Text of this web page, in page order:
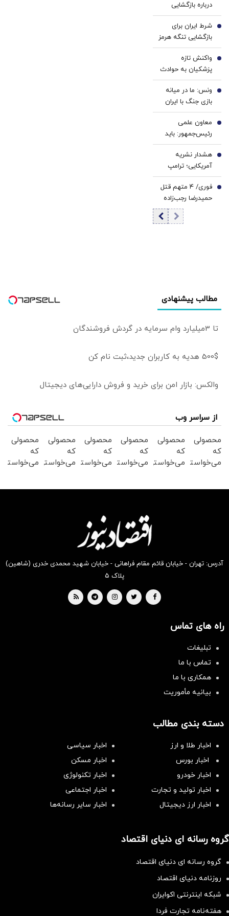
کننده
خانگی
درباره بازگشایی
تنگه هرمز: ایران
وعده عبور حداکثری
نفت از هرمز را داده
است
شرط ایران برای
بازگشایی تنگه هرمز
اعلام شد؟
2
واکنش تازه
پزشکیان به حوادث
دی ماه / آن
اتفاقات به هیچ
وجه قابل قبول نبود؛
نباید اشتباهات را
تکرار کنیم!
3
ونس: ما در میانه
بازی جنگ با ایران
هستیم
4
معاون علمی
رئیس‌جمهور: باید
منتظر سقوط رتبه
علمی ایران در
سطح جهانی باشیم
5
هشدار نشریه
آمریکایی؛ ترامپ
پیش از آنکه دیر
شود، از مارپیچ
جنگ با ایران خارج
شود/ جنگ ایران
می‌تواند دو شریان
6
فوری/ ۴ متهم قتل
حمیدرضا رجب‌زاده
بازداشت شدند
7
مطالب پیشنهادی
تا 3میلیارد وام سرمایه در گردش فروشندگان
500$ هدیه به کاربران جدید،ثبت نام کن
والکس: بازار امن برای خرید و فروش دارایی‌های دیجیتال
از سراسر وب
محصولی
که
می‌خواستی
محصولی
که
می‌خواستی
محصولی
که
می‌خواستی
بخر !
محصولی
که
می‌خواستی
بخر !
محصولی
که
می‌خواستی
محصولی
که
می‌خواستی
آدرس: تهران - خیابان قائم مقام فراهانی - خیابان شهید محمدی خدری (شاهین)
پلاک ۵
راه های تماس
تبلیغات
تماس با ما
همکاری با ما
بیانیه مأموریت
دسته بندی مطالب
اخبار طلا و ارز
اخبار سیاسی
اخبار بورس
اخبار مسکن
اخبار خودرو
اخبار تکنولوژی
اخبار تولید و تجارت
اخبار اجتماعی
اخبار ارز دیجیتال
اخبار سایر رسانه‌‌ها
گروه رسانه ای دنیای اقتصاد
گروه رسانه ای دنیای اقتصاد
روزنامه دنیای اقتصاد
شبکه اینترنتی اکوایران
هفته‌نامه تجارت فردا